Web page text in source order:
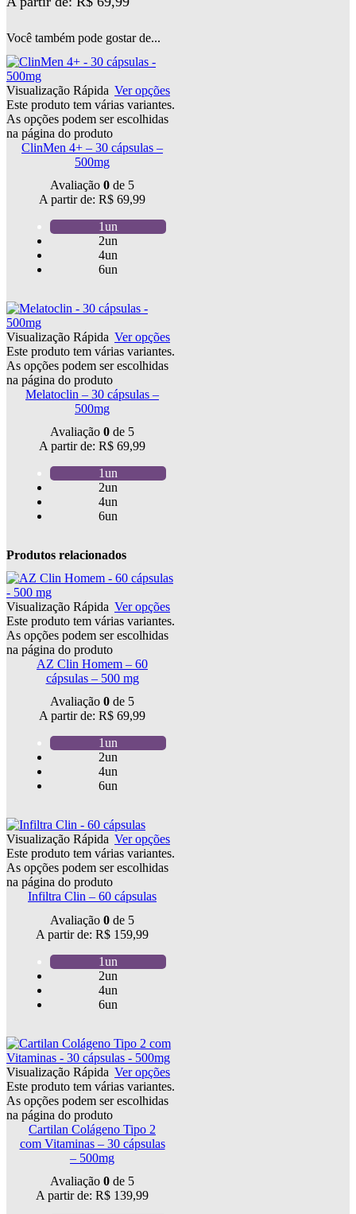
Você também pode gostar de...
Visualização Rápida Ver opções
Este produto tem várias variantes.
As opções podem ser escolhidas
na página do produto
ClinMen 4+ – 30 cápsulas –
500mg
Avaliação 0 de 5
A partir de: R$ 69,99
1un
2un
4un
6un
Visualização Rápida Ver opções
Este produto tem várias variantes.
As opções podem ser escolhidas
na página do produto
Melatoclin – 30 cápsulas –
500mg
Avaliação 0 de 5
A partir de: R$ 69,99
1un
2un
4un
6un
Produtos relacionados
Visualização Rápida Ver opções
Este produto tem várias variantes.
As opções podem ser escolhidas
na página do produto
AZ Clin Homem – 60
cápsulas – 500 mg
Avaliação 0 de 5
A partir de: R$ 69,99
1un
2un
4un
6un
Visualização Rápida Ver opções
Este produto tem várias variantes.
As opções podem ser escolhidas
na página do produto
Infiltra Clin – 60 cápsulas
Avaliação 0 de 5
A partir de: R$ 159,99
1un
2un
4un
6un
Visualização Rápida Ver opções
Este produto tem várias variantes.
As opções podem ser escolhidas
na página do produto
Cartilan Colágeno Tipo 2
com Vitaminas – 30 cápsulas
– 500mg
Avaliação 0 de 5
A partir de: R$ 139,99